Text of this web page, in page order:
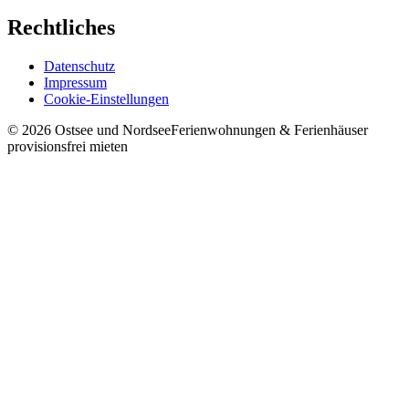
Rechtliches
Datenschutz
Impressum
Cookie-Einstellungen
© 2026 Ostsee und NordseeFerienwohnungen & Ferienhäuser
provisionsfrei mieten